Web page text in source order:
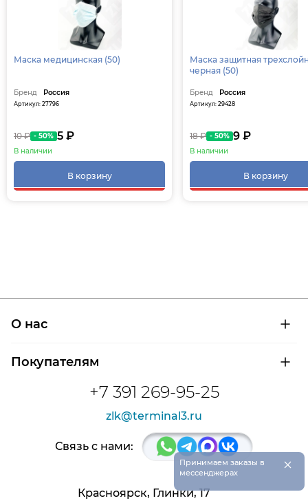
Маска медицинская (50)
Бренд Россия
Артикул: 27796
10 ₽ - 50% 5 ₽
В наличии
В корзину
Маска защитная
черная (50)
Бренд Россия
Артикул: 29428
18 ₽ - 50% 9 ₽
В наличии
В корзину
+7 391 269-95-25
zlk@terminal3.ru
О нас
Сертификаты на продукцию
Покупателям
Доставка и оплата
Расшифровка маркировки подшипников
Связь с нами:
Красноярск, Глинки, 17
Принимаем заказы в
мессенджерах
×